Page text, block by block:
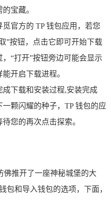
宝藏。
官方的 TP 钱包应用，若您
”按钮，点击它即可开始下载
“打开”按钮旁边可能会显示
开启下载进程。
成下载和安装过程,安装完成
颗闪耀的种子，TP 钱包的应
您的再次点击探索。
佛推开了一座神秘城堡的大
包和导入钱包的选项，下面，